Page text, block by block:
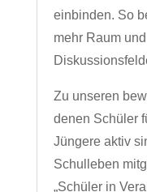
einbinden. So
mehr Raum
Zu unseren
denen Schüler
Jüngere aktiv
Schulleben
„Schüler in